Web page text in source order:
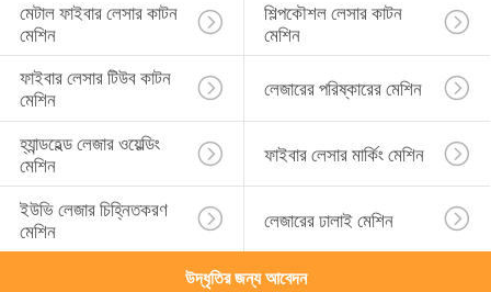
মেটাল ফাইবার লেসার কাটন
মেশিন
শিল্পকৌশল লেসার কাটন
মেশিন
ফাইবার লেসার টিউব কাটন
মেশিন
লেজারের পরিষ্কারের মেশিন
হ্যান্ডহেল্ড লেজার ওয়েল্ডিং
মেশিন
ফাইবার লেসার মার্কিং মেশিন
ইউভি লেজার চিহ্নিতকরণ
মেশিন
লেজারের ঢালাই মেশিন
উদ্ধৃতির জন্য আবেদন